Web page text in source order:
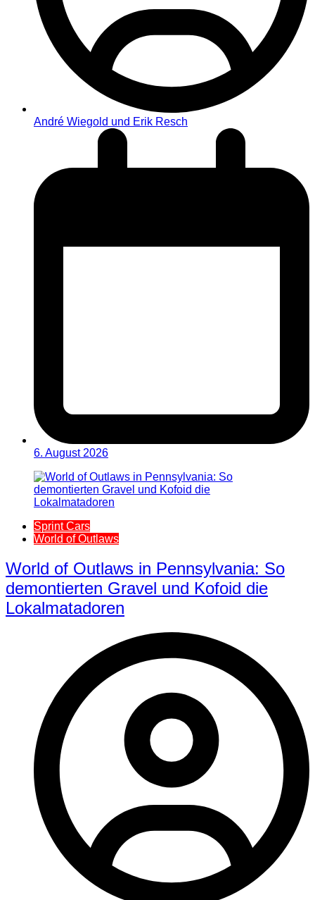
André Wiegold und Erik Resch
6. August 2026
Sprint Cars
World of Outlaws
World of Outlaws in Pennsylvania: So
demontierten Gravel und Kofoid die
Lokalmatadoren